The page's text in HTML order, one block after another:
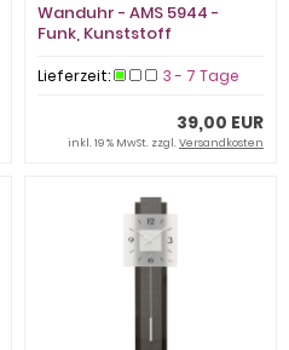
Wanduhr - AMS 5944 -
Funk, Kunststoff
Lieferzeit: 3 - 7 Tage
39,00 EUR
inkl. 19 % MwSt. zzgl.Versandkosten